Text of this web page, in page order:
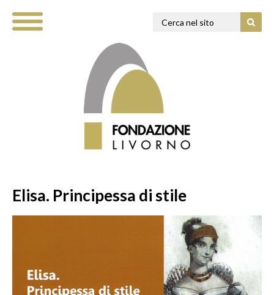
Elisa. Principessa di stile